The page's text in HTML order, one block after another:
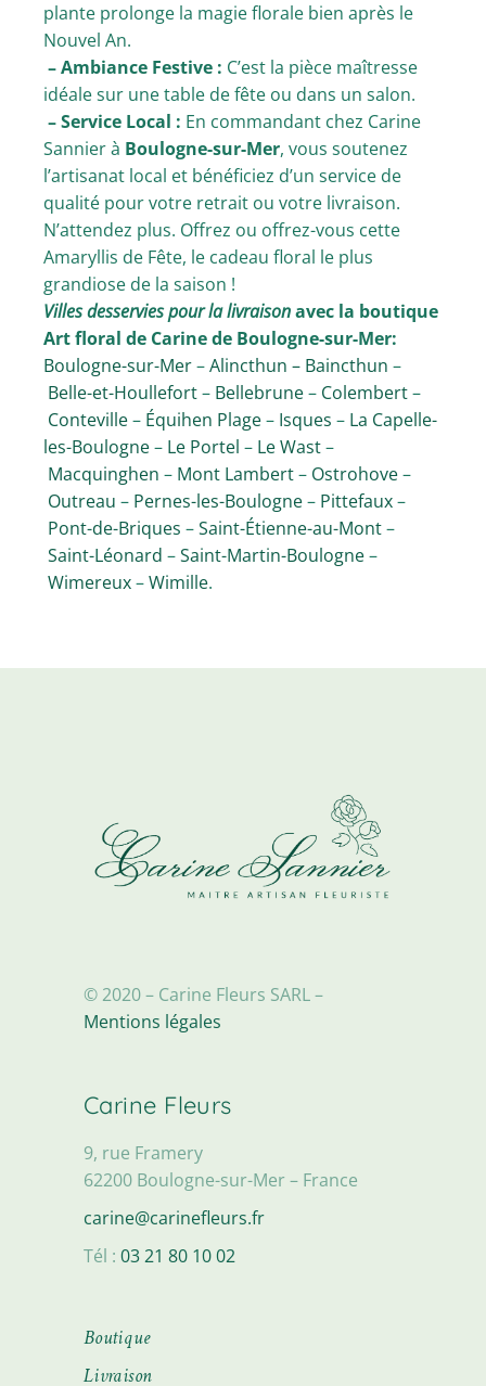
plante prolonge la magie florale bien après le
Nouvel An.
– Ambiance Festive : C’est la pièce maîtresse
idéale sur une table de fête ou dans un salon.
– Service Local : En commandant chez Carine
Sannier à Boulogne-sur-Mer, vous soutenez
l’artisanat local et bénéficiez d’un service de
qualité pour votre retrait ou votre livraison.
N’attendez plus. Offrez ou offrez-vous cette
Amaryllis de Fête, le cadeau floral le plus
grandiose de la saison !
Villes desservies pour la livraisonavec la boutique
Art floral de Carine de Boulogne-sur-Mer:
Boulogne-sur-Mer–Alincthun – Baincthun –
Belle-et-Houllefort– Bellebrune– Colembert–
Conteville– Équihen Plage– Isques – La Capelle-
les-Boulogne– Le Portel – Le Wast–
Macquinghen – Mont Lambert– Ostrohove–
Outreau – Pernes-les-Boulogne– Pittefaux–
Pont-de-Briques –Saint-Étienne-au-Mont–
Saint-Léonard –Saint-Martin-Boulogne–
Wimereux–Wimille.
© 2020 – Carine Fleurs SARL –
Mentions légales
Carine Fleurs
9, rue Framery
62200 Boulogne-sur-Mer – France
carine@carinefleurs.fr
Tél :03 21 80 10 02
Boutique
Livraison